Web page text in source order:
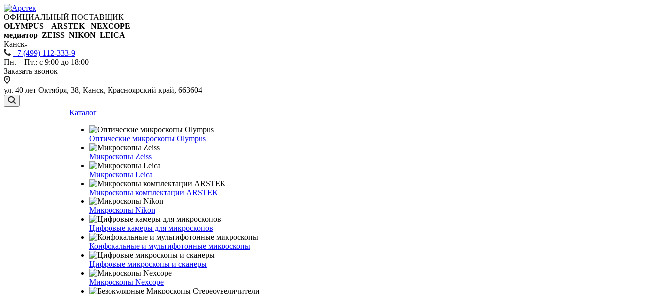
ОФИЦИАЛЬНЫЙ ПОСТАВЩИК
OLYMPUS ARSTEK NEXCOPE
медиатор ZEISS NIKON LEICA
Канск
+7 (499) 112-333-9
Пн. – Пт.: с 9:00 до 18:00
Заказать звонок
ул. 40 лет Октября, 38, Канск, Красноярский край, 663604
Каталог
Оптические микроскопы Olympus
Микроскопы Zeiss
Микроскопы Leica
Микроскопы комплектации ARSTEK
Микроскопы Nikon
Цифровые камеры для микроскопов
Конфокальные и мультифотонные микроскопы
Цифровые микроскопы и сканеры
Микроскопы Nexcope